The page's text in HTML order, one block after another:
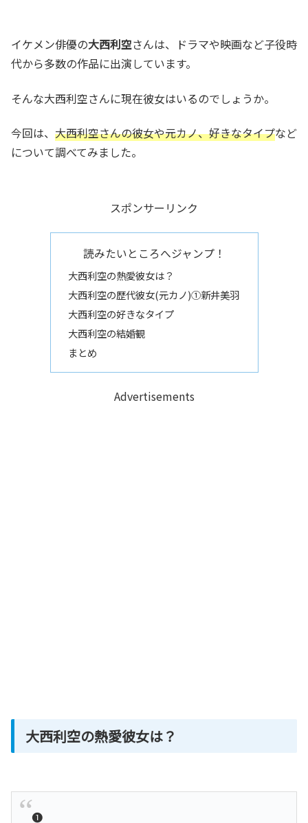
イケメン俳優の大西利空さんは、ドラマや映画など子役時
代から多数の作品に出演しています。
そんな大西利空さんに現在彼女はいるのでしょうか。
今回は、 大西利空さんの彼女や元カノ、好きなタイプなど
について調べてみました。
スポンサーリンク
読みたいところへジャンプ！
大西利空の熱愛彼女は？
大西利空の歴代彼女(元カノ)①新井美羽
大西利空の好きなタイプ
大西利空の結婚観
まとめ
Advertisements
大西利空の熱愛彼女は？
❶